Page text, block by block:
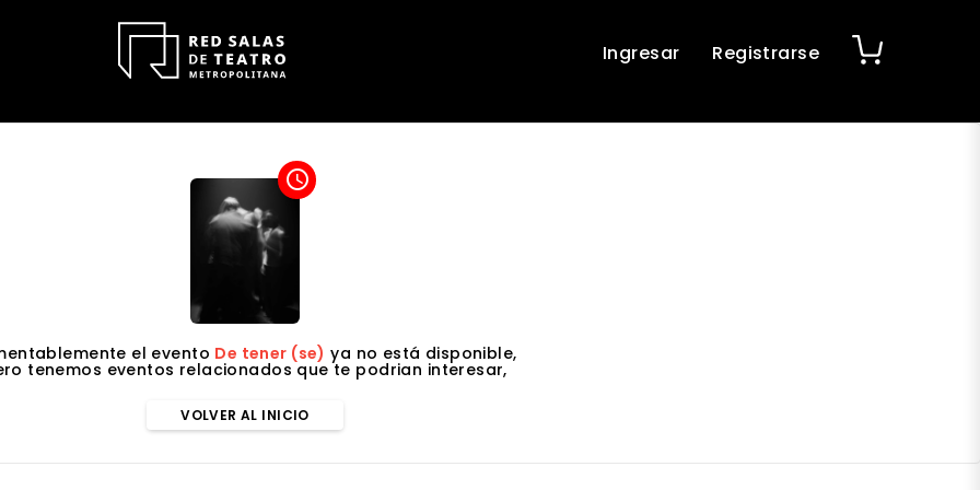
Ingresar Registrarse
access_time
el evento De tener (se) ya no está disponible,
tenemos eventos relacionados que te podrian interesar,
VOLVER AL INICIO